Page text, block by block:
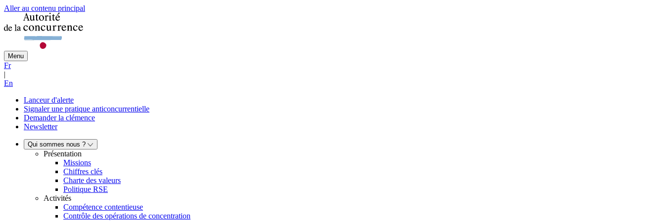
Aller au contenu principal
Menu
Fr
|
En
Lanceur d'alerte
Signaler une pratique anticoncurrentielle
Demander la clémence
Newsletter
Qui sommes nous ?
Présentation
Missions
Chiffres clés
Charte des valeurs
Politique RSE
Activités
Compétence contentieuse
Contrôle des opérations de concentration